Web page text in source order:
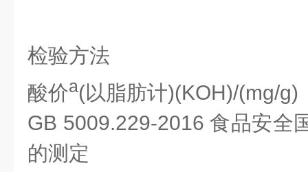
检验方法
酸价a(以脂肪计)(KOH)/(mg/
GB 5009.229-2016 食品安全
的测定